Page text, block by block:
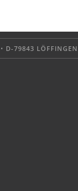
D-79843 LÖFFINGEN